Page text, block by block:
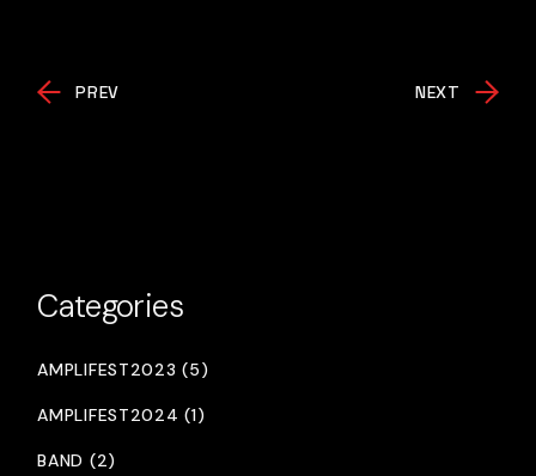
PREV NEXT
Categories
AMPLIFEST2023 (5)
AMPLIFEST2024 (1)
BAND (2)